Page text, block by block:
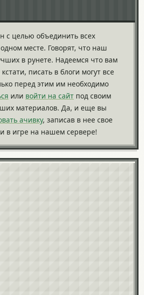
с целью объединить всех
месте. Говорят, что наш
в рунете. Надеемся что вам
писать в блоги могут все
перед этим им необходимо
или войти на сайт под своим
материалов. Да, и еще вы
ачивку, записав в нее свое
в игре на нашем сервере!